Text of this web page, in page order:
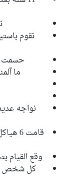
نقوم
حسمت
ما
نواجه
قامت
وقع القيام
كل شخص